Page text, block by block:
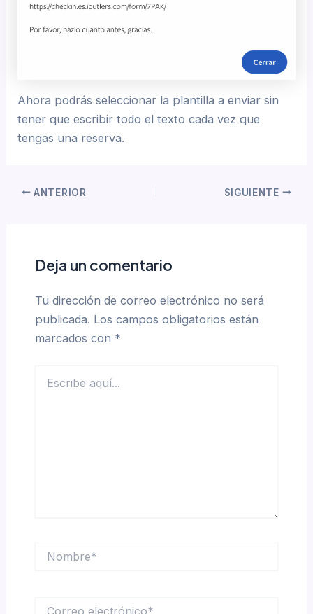
Ahora podrás seleccionar la plantilla a enviar sin
tener que escribir todo el texto cada vez que
tengas una reserva.
ANTERIOR SIGUIENTE
Deja un comentario
Tu dirección de correo electrónico no será
publicada. Los campos obligatorios están
marcados con *
aquí...